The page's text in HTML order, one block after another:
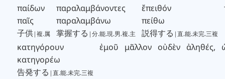
παίδων
παῖς
子供|複.属
παραλαμβάνοντες
παραλαμβάνω
掌握する |分.能.現.男.複.主
ἔπειθόν
πείθω
説得する |直.能.未完.三複
κατηγόρουν
κατηγορέω
告発する |直.能.未完.三複
ἐμοῦ μᾶλλον οὐδὲν ἀληθές,